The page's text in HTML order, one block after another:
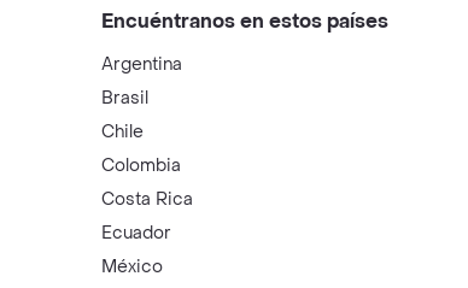
Encuéntranos en estos países
Argentina
Brasil
Chile
Colombia
Costa Rica
Ecuador
México